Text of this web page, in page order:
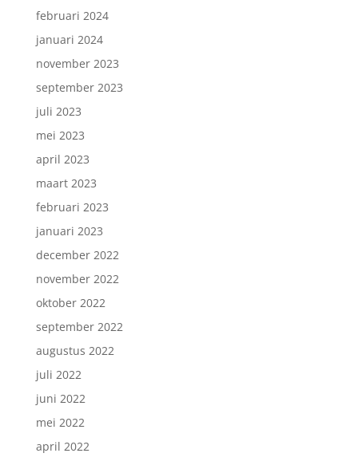
februari 2024
januari 2024
november 2023
september 2023
juli 2023
mei 2023
april 2023
maart 2023
februari 2023
januari 2023
december 2022
november 2022
oktober 2022
september 2022
augustus 2022
juli 2022
juni 2022
mei 2022
april 2022